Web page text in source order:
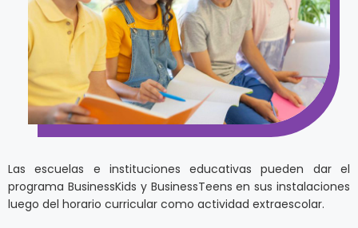
Las escuelas e instituciones educativas pueden dar el
programa BusinessKids y BusinessTeens en sus instalaciones
luego del horario curricular como actividad extraescolar.